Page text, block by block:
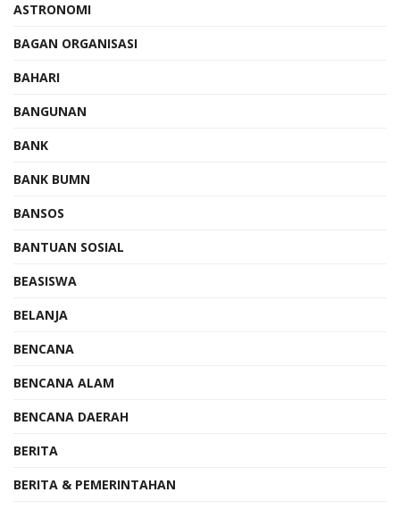
ASTRONOMI
BAGAN ORGANISASI
BAHARI
BANGUNAN
BANK
BANK BUMN
BANSOS
BANTUAN SOSIAL
BEASISWA
BELANJA
BENCANA
BENCANA ALAM
BENCANA DAERAH
BERITA
BERITA & PEMERINTAHAN